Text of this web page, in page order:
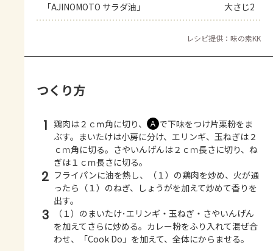
「AJINOMOTO サラダ油」 大さじ2
レシピ提供：味の素KK
つくり方
1 鶏肉は２ｃｍ角に切り、 Ａ で下味をつけ片栗粉をま
ぶす。まいたけは小房に分け、エリンギ、玉ねぎは２
ｃｍ角に切る。さやいんげんは２ｃｍ長さに切り、ね
ぎは１ｃｍ長さに切る。
2 フライパンに油を熱し、（１）の鶏肉を炒め、火が通
ったら（１）のねぎ、しょうがを加えて炒めて香りを
出す。
3
（１）のまいたけ･エリンギ・玉ねぎ・さやいんげん
を加えてさらに炒める。カレー粉をふり入れて混ぜ合
わせ、「Cook Do」を加えて、全体にからませる。